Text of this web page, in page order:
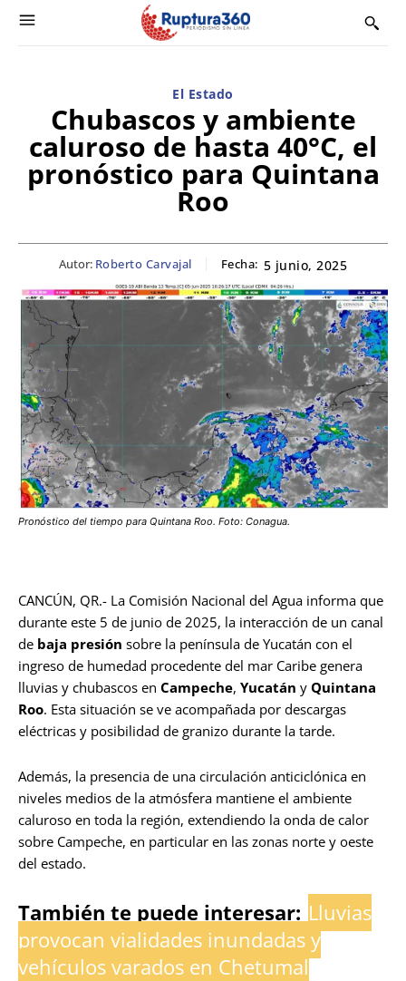
El Estado
Chubascos y ambiente
caluroso de hasta 40°C, el
pronóstico para Quintana
Roo
Autor: Roberto Carvajal Fecha: 5 junio, 2025
Pronóstico del tiempo para Quintana Roo. Foto: Conagua.
CANCÚN, QR.- La Comisión Nacional del Agua informa que
durante este 5 de junio de 2025, la interacción de un canal
de baja presión sobre la península de Yucatán con el
ingreso de humedad procedente del mar Caribe genera
lluvias y chubascos en Campeche, Yucatán y Quintana
Roo. Esta situación se ve acompañada por descargas
eléctricas y posibilidad de granizo durante la tarde.
Además, la presencia de una circulación anticiclónica en
niveles medios de la atmósfera mantiene el ambiente
caluroso en toda la región, extendiendo la onda de calor
sobre Campeche, en particular en las zonas norte y oeste
del estado.
También te puede interesar: Lluvias
provocan vialidades inundadas y
vehículos varados en Chetumal